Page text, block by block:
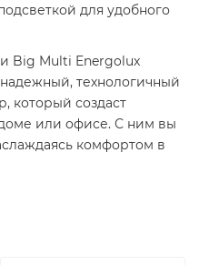
для удобного
Big Multi Energolux
технологичный
который создаст
или офисе. С ним вы
комфортом в